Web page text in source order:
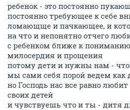
ребенок - это постоянно
постоянно требующее к себе
ломающще и пачкающее, и
на что и непонятно отчего
с ребенком ближе к пониманию
милосердия и прощения
потому дети и нужны нам -
мы сами себя порой ведем как
но Господь нас все равно
своих детей
и чувствуешь что и ты - дитя